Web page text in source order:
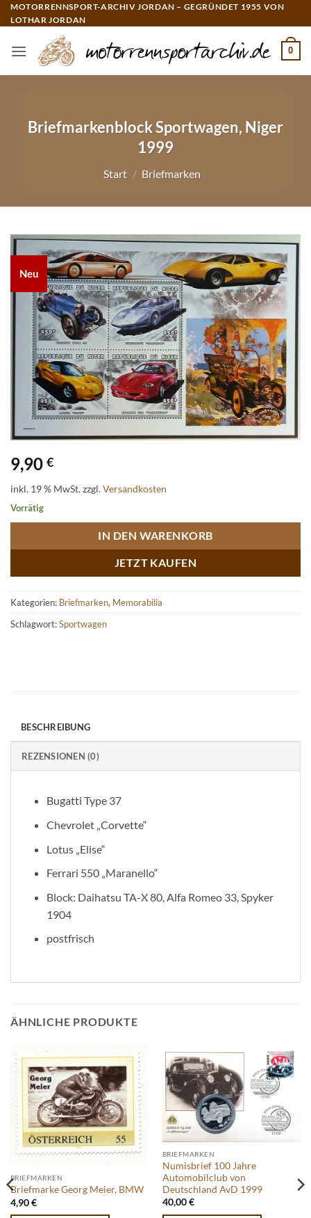
Zum
Inhalt
MOTORRENNSPORT-ARCHIV JORDAN – GEGRÜNDET 1955 VON
LOTHAR JORDAN
0
Briefmarkenblock Sportwagen, Niger
1999
Start / Briefmarken
Neu
9,90 €
inkl. 19 % MwSt.zzgl.Versandkosten
Vorrätig
IN DEN WARENKORB
JETZT KAUFEN
Kategorien: Briefmarken, Memorabilia
Schlagwort:Sportwagen
BESCHREIBUNG
REZENSIONEN (0)
Bugatti Type 37
Chevrolet „Corvette“
Lotus „Elise“
Ferrari 550 „Maranello“
Block: Daihatsu TA-X 80, Alfa Romeo 33, Spyker
1904
postfrisch
ÄHNLICHE PRODUKTE
BRIEFMARKEN
Briefmarke Georg Meier, BMW
4,90€
BRIEFMARKEN
Numisbrief 100 Jahre
Automobilclub von
Deutschland AvD 1999
40,00€